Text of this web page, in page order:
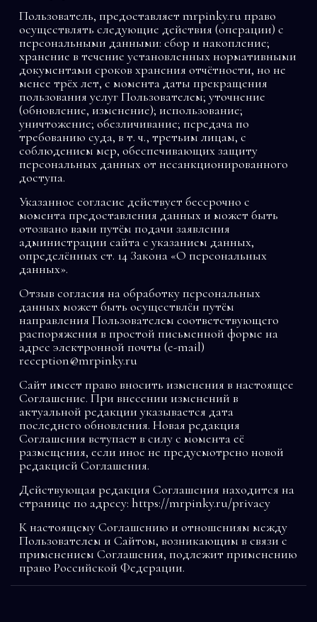
Пользователь, предоставляет mrpinky.ru право
осуществлять следующие действия (операции) с
персональными данными: сбор и накопление;
хранение в течение установленных нормативными
документами сроков хранения отчётности, но не
менее трёх лет, с момента даты прекращения
пользования услуг Пользователем; уточнение
(обновление, изменение); использование;
уничтожение; обезличивание; передача по
требованию суда, в т. ч., третьим лицам, с
соблюдением мер, обеспечивающих защиту
персональных данных от несанкционированного
доступа.
Указанное согласие действует бессрочно с
момента предоставления данных и может быть
отозвано вами путём подачи заявления
администрации сайта с указанием данных,
определённых ст. 14 Закона «О персональных
данных».
Отзыв согласия на обработку персональных
данных может быть осуществлён путём
направления Пользователем соответствующего
распоряжения в простой письменной форме на
адрес электронной почты (e-mail)
reception@mrpinky.ru
Сайт имеет право вносить изменения в настоящее
Соглашение. При внесении изменений в
актуальной редакции указывается дата
последнего обновления. Новая редакция
Соглашения вступает в силу с момента её
размещения, если иное не предусмотрено новой
редакцией Соглашения.
Действующая редакция Соглашения находится на
странице по адресу: https://mrpinky.ru/privacy
К настоящему Соглашению и отношениям между
Пользователем и Сайтом, возникающим в связи с
применением Соглашения, подлежит применению
право Российской Федерации.